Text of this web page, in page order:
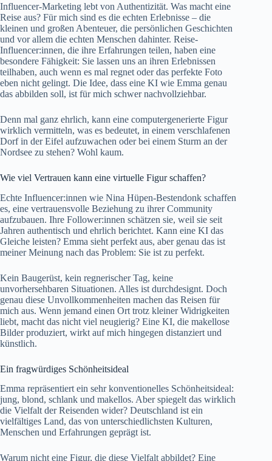
Influencer-Marketing lebt von Authentizität. Was macht eine
Reise aus? Für mich sind es die echten Erlebnisse – die
kleinen und großen Abenteuer, die persönlichen Geschichten
und vor allem die echten Menschen dahinter. Reise-
Influencer:innen, die ihre Erfahrungen teilen, haben eine
besondere Fähigkeit: Sie lassen uns an ihren Erlebnissen
teilhaben, auch wenn es mal regnet oder das perfekte Foto
eben nicht gelingt. Die Idee, dass eine KI wie Emma genau
das abbilden soll, ist für mich schwer nachvollziehbar.
Denn mal ganz ehrlich, kann eine computergenerierte Figur
wirklich vermitteln, was es bedeutet, in einem verschlafenen
Dorf in der Eifel aufzuwachen oder bei einem Sturm an der
Nordsee zu stehen? Wohl kaum.
Wie viel Vertrauen kann eine virtuelle Figur schaffen?
Echte Influencer:innen wie Nina Hüpen-Bestendonk schaffen
es, eine vertrauensvolle Beziehung zu ihrer Community
aufzubauen. Ihre Follower:innen schätzen sie, weil sie seit
Jahren authentisch und ehrlich berichtet. Kann eine KI das
Gleiche leisten? Emma sieht perfekt aus, aber genau das ist
meiner Meinung nach das Problem: Sie ist zu perfekt.
Kein Baugerüst, kein regnerischer Tag, keine
unvorhersehbaren Situationen. Alles ist durchdesignt. Doch
genau diese Unvollkommenheiten machen das Reisen für
mich aus. Wenn jemand einen Ort trotz kleiner Widrigkeiten
liebt, macht das nicht viel neugierig? Eine KI, die makellose
Bilder produziert, wirkt auf mich hingegen distanziert und
künstlich.
Ein fragwürdiges Schönheitsideal
Emma repräsentiert ein sehr konventionelles Schönheitsideal:
jung, blond, schlank und makellos. Aber spiegelt das wirklich
die Vielfalt der Reisenden wider? Deutschland ist ein
vielfältiges Land, das von unterschiedlichsten Kulturen,
Menschen und Erfahrungen geprägt ist.
Warum nicht eine Figur, die diese Vielfalt abbildet? Eine